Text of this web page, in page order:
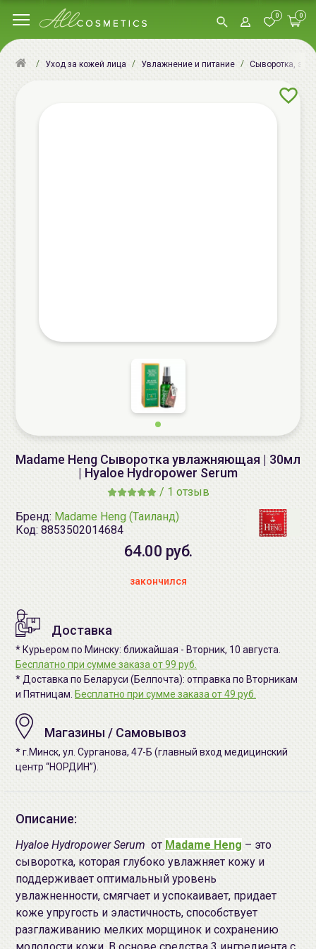
0 0
Уход за кожей лица Увлажнение и питание Сыворотка,
Madame Heng Сыворотка увлажняющая | 30мл
| Hyaloe Hydropower Serum
/ 1 отзыв
Бренд: Madame Heng (Таиланд)
Код: 8853502014684
64.00 руб.
закончился
Доставка
* Курьером по Минску: ближайшая - Вторник, 10 августа.
Бесплатно при сумме заказа от 99 руб.
* Доставка по Беларуси (Белпочта): отправка по Вторникам
и Пятницам. Бесплатно при сумме заказа от 49 руб.
Магазины / Самовывоз
* г.Минск, ул. Сурганова, 47-Б (главный вход медицинский
центр “НОРДИН”).
Описание:
Hyaloe Hydropower Serum от Madame Heng – это
сыворотка, которая глубоко увлажняет кожу и
поддерживает оптимальный уровень
увлажненности, смягчает и успокаивает, придает
коже упругость и эластичность, способствует
разглаживанию мелких морщинок и сохранению